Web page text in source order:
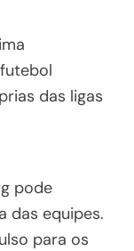
das ligas
pode
das equipes.
para os